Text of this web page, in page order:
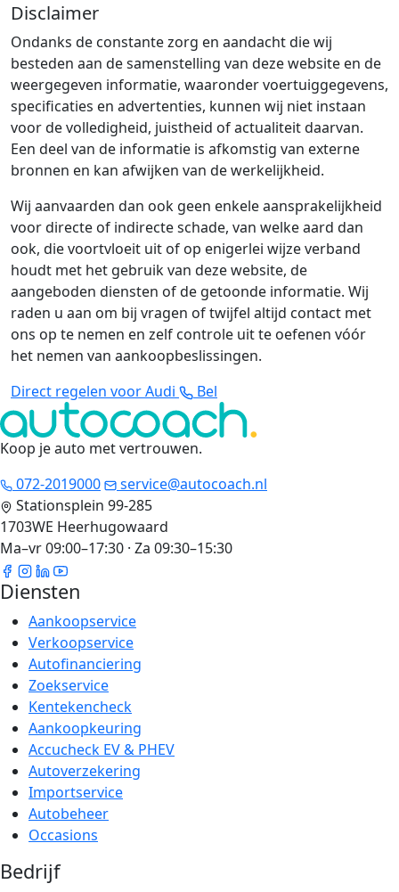
Disclaimer
Ondanks de constante zorg en aandacht die wij
besteden aan de samenstelling van deze website en de
weergegeven informatie, waaronder voertuiggegevens,
specificaties en advertenties, kunnen wij niet instaan
voor de volledigheid, juistheid of actualiteit daarvan.
Een deel van de informatie is afkomstig van externe
bronnen en kan afwijken van de werkelijkheid.
Wij aanvaarden dan ook geen enkele aansprakelijkheid
voor directe of indirecte schade, van welke aard dan
ook, die voortvloeit uit of op enigerlei wijze verband
houdt met het gebruik van deze website, de
aangeboden diensten of de getoonde informatie. Wij
raden u aan om bij vragen of twijfel altijd contact met
ons op te nemen en zelf controle uit te oefenen vóór
het nemen van aankoopbeslissingen.
Direct regelen voor Audi
Bel
Koop je auto met vertrouwen.
072-2019000
service@autocoach.nl
Stationsplein 99-285
1703WE Heerhugowaard
Ma–vr 09:00–17:30 · Za 09:30–15:30
Diensten
Aankoopservice
Verkoopservice
Autofinanciering
Zoekservice
Kentekencheck
Aankoopkeuring
Accucheck EV & PHEV
Autoverzekering
Importservice
Autobeheer
Occasions
Bedrijf